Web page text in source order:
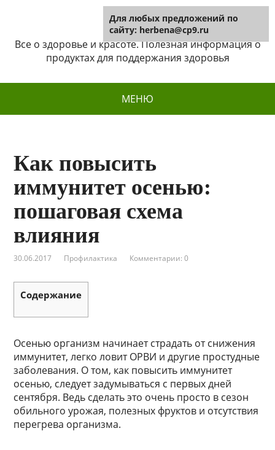
Herbena
Все о здоровье и красоте. Полезная информация о
продуктах для поддержания здоровья
МЕНЮ
Как повысить
иммунитет осенью:
пошаговая схема
влияния
30.06.2017 Профилактика Комментарии: 0
Содержание
Осенью организм начинает страдать от снижения
иммунитет, легко ловит ОРВИ и другие простудные
заболевания. О том, как повысить иммунитет
осенью, следует задумываться с первых дней
сентября. Ведь сделать это очень просто в сезон
обильного урожая, полезных фруктов и отсутствия
перегрева организма.
Для любых предложений по
сайту: herbena@cp9.ru